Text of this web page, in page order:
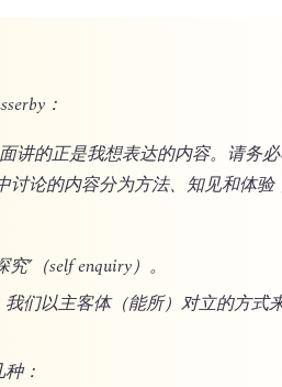
：
讲的正是我想表达的内容。请务
讨论的内容分为方法、知见和体验
’（self enquiry）。
们以主客体（能所）对立的方式
：